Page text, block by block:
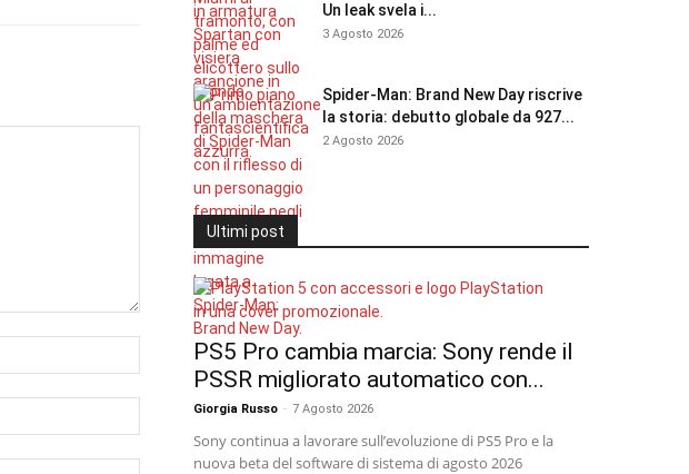
Un leak svela i...
3 Agosto 2026
Spider-Man: Brand New Day riscrive
la storia: debutto globale da 927...
2 Agosto 2026
Ultimi post
PS5 Pro cambia marcia: Sony rende il
PSSR migliorato automatico con...
Giorgia Russo - 7 Agosto 2026
Sony continua a lavorare sull’evoluzione di PS5 Pro e la
nuova beta del software di sistema di agosto 2026